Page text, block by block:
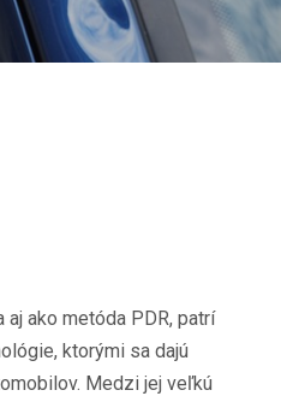
ako metóda PDR, patrí
ktorými sa dajú
Medzi jej veľkú